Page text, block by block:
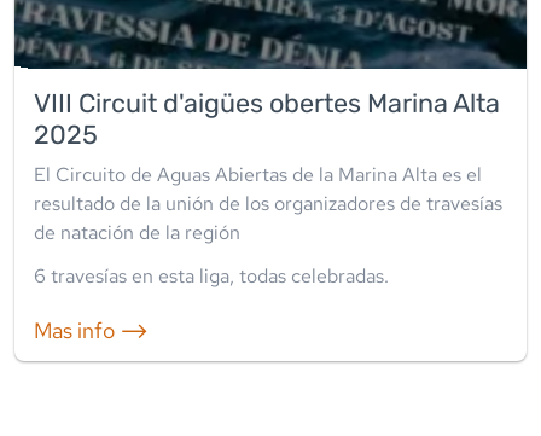
VIII Circuit d'aigües obertes Marina Alta
2025
El Circuito de Aguas Abiertas de la Marina Alta es el
resultado de la unión de los organizadores de travesías
de natación de la región
6 travesías en esta liga, todas celebradas.
Mas info ⟶